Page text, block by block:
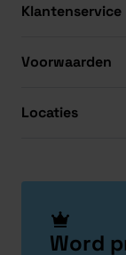
Klantenservice
Voorwaarden
Locaties
Word